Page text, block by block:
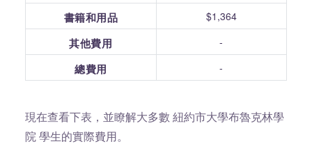
書籍和用品 $1,364
其他費用 -
總費用 -
現在查看下表，並瞭解大多數 紐約市大學布魯克林學
院 學生的實際費用。